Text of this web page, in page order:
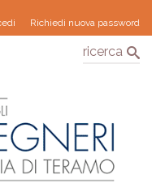
Richiedi nuova password
ricerca